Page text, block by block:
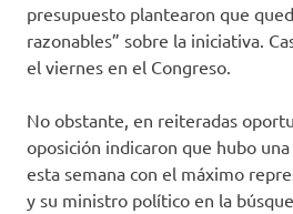
presupuesto plantearon que
razonables” sobre la iniciativa.
el viernes en el Congreso.
No obstante, en reiteradas
oposición indicaron que hubo
esta semana con el máximo
y su ministro político en la